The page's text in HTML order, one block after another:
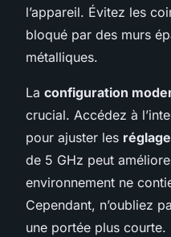
l’appareil. Évitez les
bloqué par des murs
métalliques.
La configuration
crucial. Accédez à
pour ajuster les
de 5 GHz peut
environnement ne
Cependant, n’oubliez
une portée plus courte.